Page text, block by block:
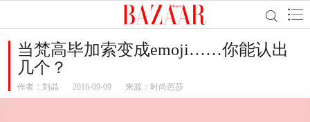
当梵高毕加索变成emoji……你能认出
几个？
作者： 刘晶 2016-09-09 来源：时尚芭莎